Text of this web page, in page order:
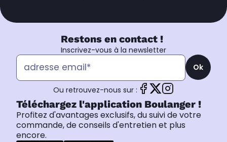
Restons en contact !
Inscrivez-vous à la newsletter
Ok
Ou retrouvez-nous sur :
Téléchargez l'application Boulanger !
Profitez d'avantages exclusifs, du suivi de votre
commande, de conseils d'entretien et plus
encore.